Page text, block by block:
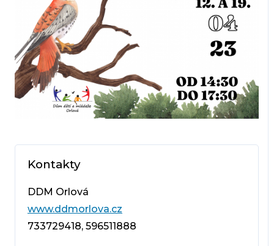
Kontakty
DDM Orlová
www.ddmorlova.cz
733729418, 596511888